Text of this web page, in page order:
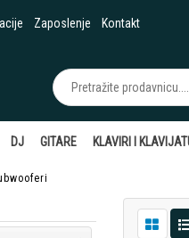
Zaposlenje Kontakt
DJ GITARE KLAVIRI I